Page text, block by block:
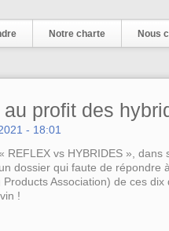
Notre charte Nous
profit des
- 18:01
vs HYBRIDES »,
dossier qui faute de répondre
Association) de ces
!